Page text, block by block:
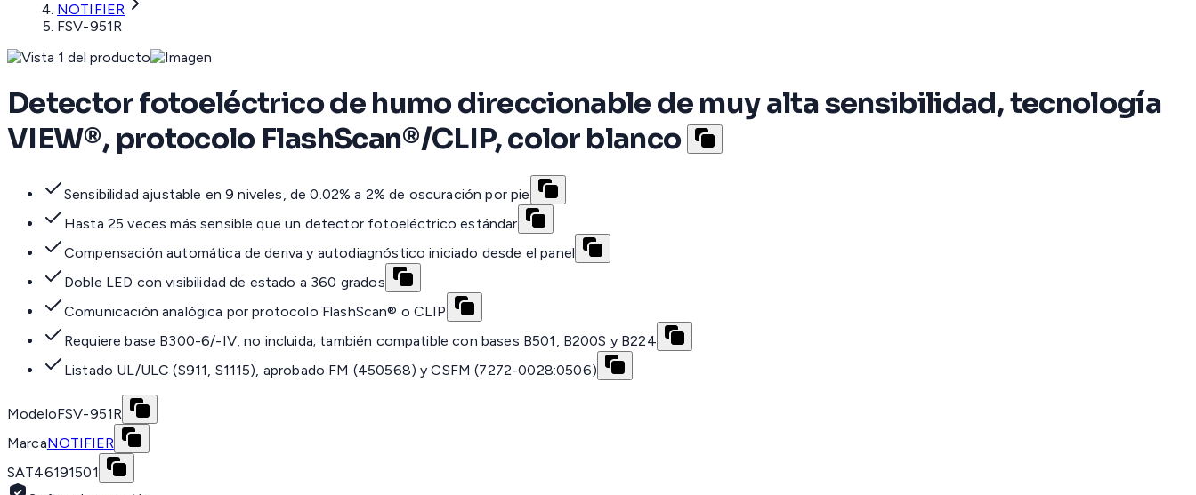
NOTIFIER
FSV-951R
Detector fotoeléctrico de humo direccionable de muy alta sensibilidad, tecnología
VIEW®, protocolo FlashScan®/CLIP, color blanco
Sensibilidad ajustable en 9 niveles, de 0.02% a 2% de oscuración por pie
Hasta 25 veces más sensible que un detector fotoeléctrico estándar
Compensación automática de deriva y autodiagnóstico iniciado desde el panel
Doble LED con visibilidad de estado a 360 grados
Comunicación analógica por protocolo FlashScan® o CLIP
Requiere base B300-6/-IV, no incluida; también compatible con bases B501, B200S y B224
Listado UL/ULC (S911, S1115), aprobado FM (450568) y CSFM (7272-0028:0506)
ModeloFSV-951R
MarcaNOTIFIER
SAT46191501